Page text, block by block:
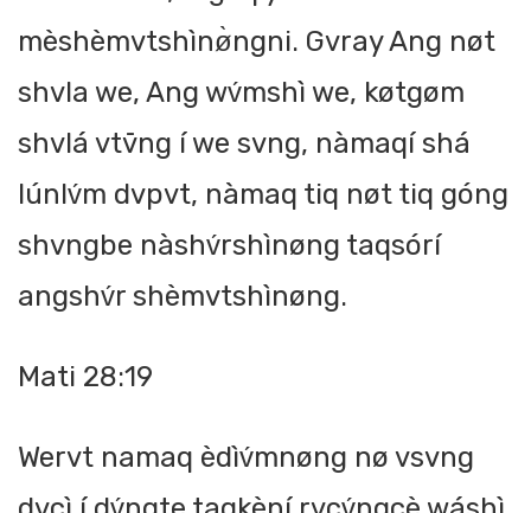
mèshèmvtshìnø̀ngni. Gvray Ang nøt
shvla we, Ang wv́mshì we, køtgøm
shvlá vtv̄ng í we svng, nàmaqí shá
lúnlv́m dvpvt, nàmaq tiq nøt tiq góng
shvngbe nàshv́rshìnøng taqsórí
angshv́r shèmvtshìnøng.
Mati 28:19
Wervt namaq èdìv́mnøng nø vsvng